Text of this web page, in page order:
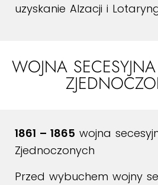
uzyskanie Alzacji i
WOJNA
1861 – 1865 wojna
Zjednoczonych
Przed wybuchem wojny